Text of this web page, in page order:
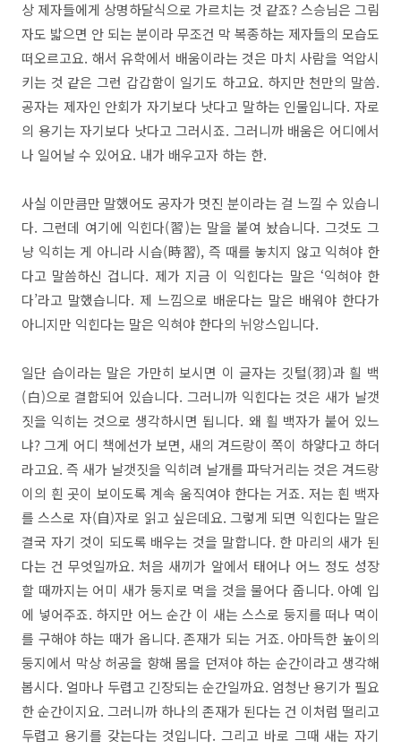
상 제자들에게 상명하달식으로 가르치는 것 같죠? 스승님은 그림
자도 밟으면 안 되는 분이라 무조건 막 복종하는 제자들의 모습도
떠오르고요. 해서 유학에서 배움이라는 것은 마치 사람을 억압시
키는 것 같은 그런 갑갑함이 일기도 하고요. 하지만 천만의 말씀.
공자는 제자인 안회가 자기보다 낫다고 말하는 인물입니다. 자로
의 용기는 자기보다 낫다고 그러시죠. 그러니까 배움은 어디에서
나 일어날 수 있어요. 내가 배우고자 하는 한.
사실 이만큼만 말했어도 공자가 멋진 분이라는 걸 느낄 수 있습니
다. 그런데 여기에 익힌다(習)는 말을 붙여 놨습니다. 그것도 그
냥 익히는 게 아니라 시습(時習), 즉 때를 놓치지 않고 익혀야 한
다고 말씀하신 겁니다. 제가 지금 이 익힌다는 말은 ‘익혀야 한
다’라고 말했습니다. 제 느낌으로 배운다는 말은 배워야 한다가
아니지만 익힌다는 말은 익혀야 한다의 뉘앙스입니다.
일단 습이라는 말은 가만히 보시면 이 글자는 깃털(羽)과 흴 백
(白)으로 결합되어 있습니다. 그러니까 익힌다는 것은 새가 날갯
짓을 익히는 것으로 생각하시면 됩니다. 왜 흴 백자가 붙어 있느
냐? 그게 어디 책에선가 보면, 새의 겨드랑이 쪽이 하얗다고 하더
라고요. 즉 새가 날갯짓을 익히려 날개를 파닥거리는 것은 겨드랑
이의 흰 곳이 보이도록 계속 움직여야 한다는 거죠. 저는 흰 백자
를 스스로 자(自)자로 읽고 싶은데요. 그렇게 되면 익힌다는 말은
결국 자기 것이 되도록 배우는 것을 말합니다. 한 마리의 새가 된
다는 건 무엇일까요. 처음 새끼가 알에서 태어나 어느 정도 성장
할 때까지는 어미 새가 둥지로 먹을 것을 물어다 줍니다. 아예 입
에 넣어주죠. 하지만 어느 순간 이 새는 스스로 둥지를 떠나 먹이
를 구해야 하는 때가 옵니다. 존재가 되는 거죠. 아마득한 높이의
둥지에서 막상 허공을 향해 몸을 던져야 하는 순간이라고 생각해
봅시다. 얼마나 두렵고 긴장되는 순간일까요. 엄청난 용기가 필요
한 순간이지요. 그러니까 하나의 존재가 된다는 건 이처럼 떨리고
두렵고 용기를 갖는다는 것입니다. 그리고 바로 그때 새는 자기